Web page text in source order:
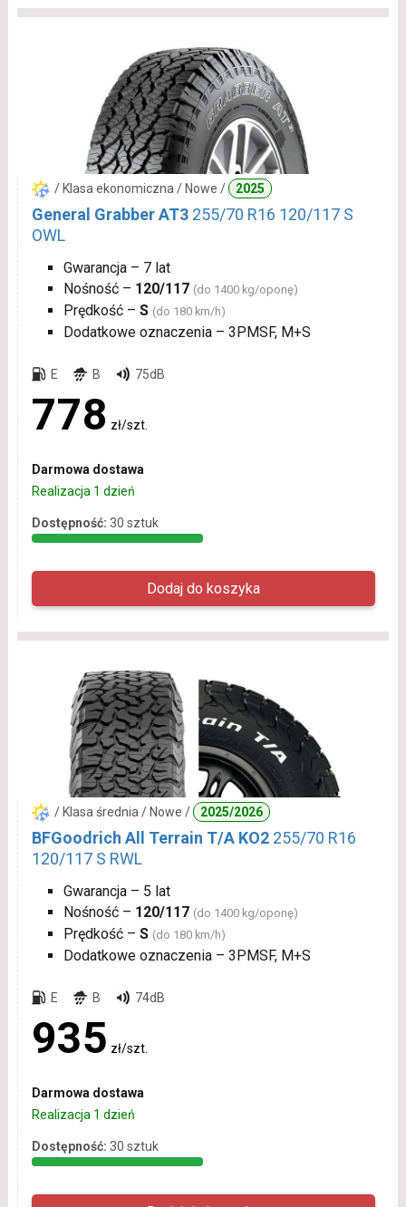
/ Klasa ekonomiczna / Nowe / 2025
General Grabber AT3 255/70 R16 120/117 S
OWL
Gwarancja – 7 lat
Nośność – 120/117 (do 1400 kg/oponę)
Prędkość – S (do 180 km/h)
Dodatkowe oznaczenia – 3PMSF, M+S
E B 75dB
778 zł/szt.
Darmowa dostawa
Realizacja 1 dzień
Dostępność: 30 sztuk
/ Klasa średnia / Nowe / 2025/2026
BFGoodrich All Terrain T/A KO2 255/70 R16
120/117 S RWL
Gwarancja – 5 lat
Nośność – 120/117 (do 1400 kg/oponę)
Prędkość – S (do 180 km/h)
Dodatkowe oznaczenia – 3PMSF, M+S
E B 74dB
935 zł/szt.
Darmowa dostawa
Realizacja 1 dzień
Dostępność: 30 sztuk